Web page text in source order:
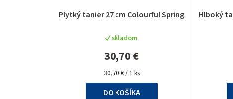
Plytký tanier 27 cm Colourful Spring
hodnotenie
je
5,0
z
5
hviezdičiek.
skladom
30,70 €
Jednotková
cena:
30,70 € / 1 ks
DO KOŠÍKA
Hlboký